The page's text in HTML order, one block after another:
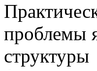
проблемы